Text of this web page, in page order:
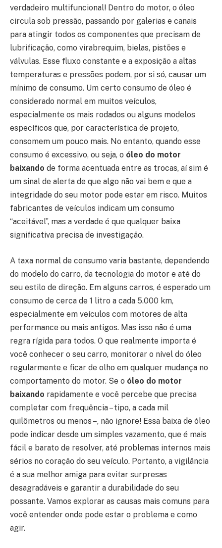
verdadeiro multifuncional! Dentro do motor, o óleo
circula sob pressão, passando por galerias e canais
para atingir todos os componentes que precisam de
lubrificação, como virabrequim, bielas, pistões e
válvulas. Esse fluxo constante e a exposição a altas
temperaturas e pressões podem, por si só, causar um
mínimo de consumo. Um certo consumo de óleo é
considerado normal em muitos veículos,
especialmente os mais rodados ou alguns modelos
específicos que, por característica de projeto,
consomem um pouco mais. No entanto, quando esse
consumo é excessivo, ou seja, o óleo do motor
baixando de forma acentuada entre as trocas, aí sim é
um sinal de alerta de que algo não vai bem e que a
integridade do seu motor pode estar em risco. Muitos
fabricantes de veículos indicam um consumo
“aceitável”, mas a verdade é que qualquer baixa
significativa precisa de investigação.
A taxa normal de consumo varia bastante, dependendo
do modelo do carro, da tecnologia do motor e até do
seu estilo de direção. Em alguns carros, é esperado um
consumo de cerca de 1 litro a cada 5.000 km,
especialmente em veículos com motores de alta
performance ou mais antigos. Mas isso não é uma
regra rígida para todos. O que realmente importa é
você conhecer o seu carro, monitorar o nível do óleo
regularmente e ficar de olho em qualquer mudança no
comportamento do motor. Se o óleo do motor
baixando rapidamente e você percebe que precisa
completar com frequência – tipo, a cada mil
quilômetros ou menos –, não ignore! Essa baixa de óleo
pode indicar desde um simples vazamento, que é mais
fácil e barato de resolver, até problemas internos mais
sérios no coração do seu veículo. Portanto, a vigilância
é a sua melhor amiga para evitar surpresas
desagradáveis e garantir a durabilidade do seu
possante. Vamos explorar as causas mais comuns para
você entender onde pode estar o problema e como
agir.